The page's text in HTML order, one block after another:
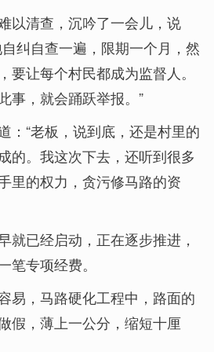
以清查，沉吟了一会儿，说
纠自查一遍，限期一个月，然
要让每个村民都成为监督人。
事，就会踊跃举报。”
：“老板，说到底，还是村里的
的。我这次下去，还听到很多
里的权力，贪污修马路的资
就已经启动，正在逐步推进，
笔专项经费。
易，马路硬化工程中，路面的
假，薄上一公分，缩短十厘